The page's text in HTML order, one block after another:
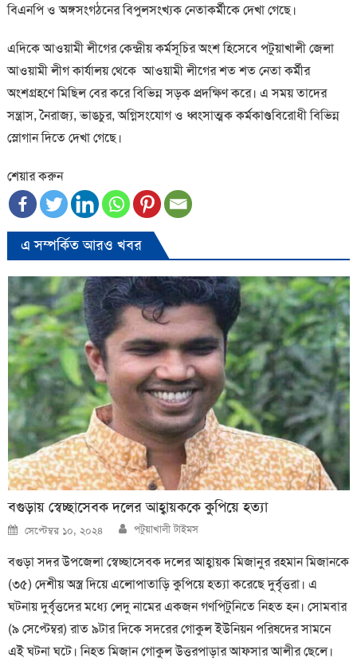
বিএনপি ও অঙ্গসংগঠনের বিপুলসংখ্যক নেতাকর্মীকে দেখা গেছে।
এদিকে আওয়ামী লীগের কেন্দ্রীয় কর্মসূচির অংশ হিসেবে পটুয়াখালী জেলা
আওয়ামী লীগ কার্যালয় থেকে আওয়ামী লীগের শত শত নেতা কর্মীর
অংশগ্রহণে মিছিল বের করে বিভিন্ন সড়ক প্রদক্ষিণ করে। এ সময় তাদের
সন্ত্রাস, নৈরাজ্য, ভাঙচুর, অগ্নিসংযোগ ও ধ্বংসাত্মক কর্মকাণ্ডবিরোধী বিভিন্ন
স্লোগান দিতে দেখা গেছে।
শেয়ার করুন
এ সম্পর্কিত আরও খবর
বগুড়ায় স্বেচ্ছাসেবক দলের আহ্বায়ককে কুপিয়ে হত্যা
Posted
on
সেপ্টেম্বর ১০, ২০২৪ Author
পটুয়াখালী টাইমস
বগুড়া সদর উপজেলা স্বেচ্ছাসেবক দলের আহ্বায়ক মিজানুর রহমান মিজানকে
(৩৫) দেশীয় অস্ত্র দিয়ে এলোপাতাড়ি কুপিয়ে হত্যা করেছে দুর্বৃত্তরা। এ
ঘটনায় দুর্বৃত্তদের মধ্যে লেদু নামের একজন গণপিটুনিতে নিহত হন। সোমবার
(৯ সেপ্টেম্বর) রাত ৯টার দিকে সদরের গোকুল ইউনিয়ন পরিষদের সামনে
এই ঘটনা ঘটে। নিহত মিজান গোকুল উত্তরপাড়ার আফসার আলীর ছেলে।